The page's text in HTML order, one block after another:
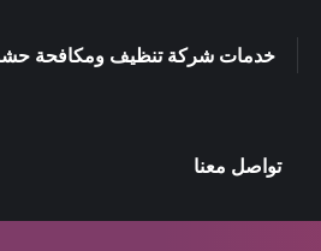
خدمات شركة تنظيف ومكافحة
تواصل معنا